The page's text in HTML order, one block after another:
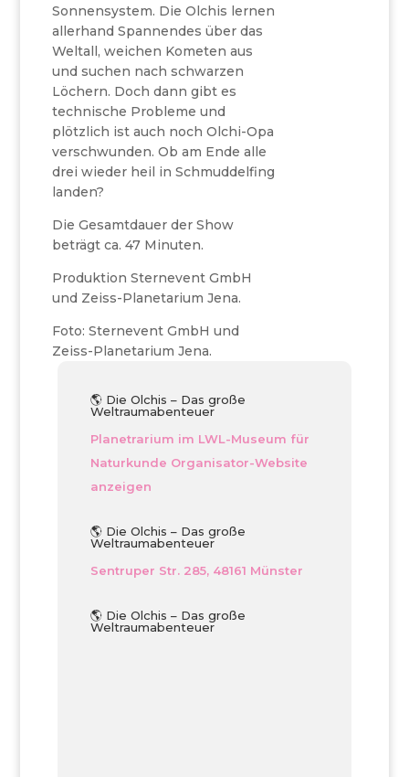
Sonnensystem. Die Olchis lernen
allerhand Spannendes über das
Weltall, weichen Kometen aus
und suchen nach schwarzen
Löchern. Doch dann gibt es
technische Probleme und
plötzlich ist auch noch Olchi-Opa
verschwunden. Ob am Ende alle
drei wieder heil in Schmuddelfing
landen?
Die Gesamtdauer der Show
beträgt ca. 47 Minuten.
Produktion Sternevent GmbH
und Zeiss-Planetarium Jena.
Foto: Sternevent GmbH und
Zeiss-Planetarium Jena.
🌎 Die Olchis – Das große
Weltraumabenteuer
Planetrarium im LWL-Museum für
Naturkunde Organisator-Website
anzeigen
🌎 Die Olchis – Das große
Weltraumabenteuer
Sentruper Str. 285, 48161 Münster
🌎 Die Olchis – Das große
Weltraumabenteuer